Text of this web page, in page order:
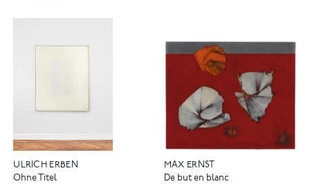
ULRICH ERBEN
Ohne Titel
MAX ERNST
De but en blanc